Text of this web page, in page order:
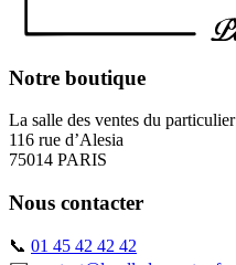
Notre boutique
La salle des ventes du particulier
116 rue d’Alesia
75014 PARIS
Nous contacter
📞 01 45 42 42 42